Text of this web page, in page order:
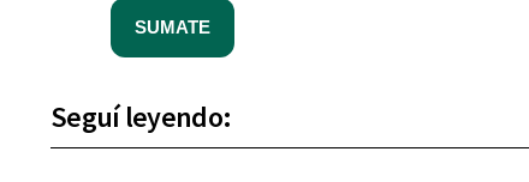
SUMATE
Seguí leyendo: